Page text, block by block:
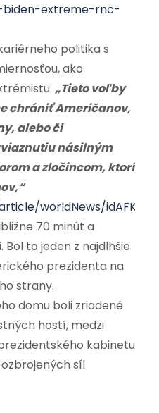
extreme-rnc-
politika s
ako
„Tieto voľby
chrániť Američanov,
alebo či
násilným
a zločincom, ktorí
worldNews/
70 minút a
to jeden z najdlhšie
prezidenta na
strany.
domu boli zriadené
hostí, medzi
kabinetu
síl